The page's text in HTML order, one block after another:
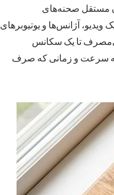
مستقل صحنه‌های
آژانس‌ها و یوتیوبرهای
بی‌مصرف تا یک سکانس
به سرعت و زمانی که صرف